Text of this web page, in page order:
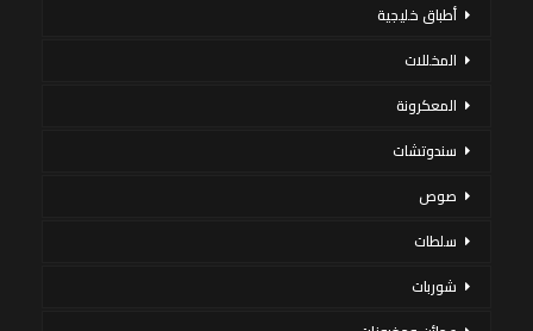
أطباق خليجية
المخللات
المعكرونة
سندوتشات
صوص
سلطات
شوربات